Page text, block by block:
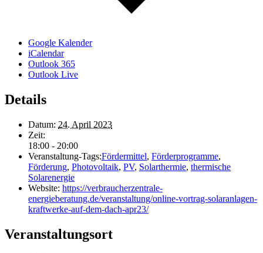
Google Kalender
iCalendar
Outlook 365
Outlook Live
Details
Datum: 24. April 2023
Zeit:
18:00 - 20:00
Veranstaltung-Tags:Fördermittel, Förderprogramme,
Förderung, Photovoltaik, PV, Solarthermie, thermische
Solarenergie
Website: https://verbraucherzentrale-
energieberatung.de/veranstaltung/online-vortrag-solaranlagen-
kraftwerke-auf-dem-dach-apr23/
Veranstaltungsort